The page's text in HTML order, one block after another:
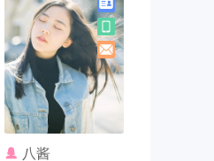
联系TA
八酱